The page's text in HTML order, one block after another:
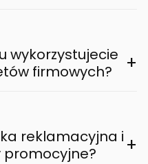
wykorzystujecie
firmowych?
+
reklamacyjna i
promocyjne?
+